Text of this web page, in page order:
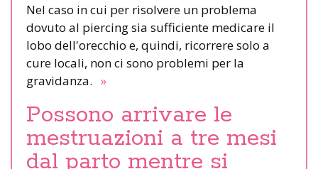
Nel caso in cui per risolvere un problema
dovuto al piercing sia sufficiente medicare il
lobo dell'orecchio e, quindi, ricorrere solo a
cure locali, non ci sono problemi per la
gravidanza. »
Possono arrivare le
mestruazioni a tre mesi
dal parto mentre si